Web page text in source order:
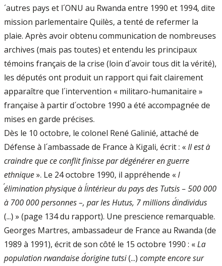
´autres pays et l´ONU au Rwanda entre 1990 et 1994, dite
mission parlementaire Quilès, a tenté de refermer la
plaie. Après avoir obtenu communication de nombreuses
archives (mais pas toutes) et entendu les principaux
témoins français de la crise (loin d´avoir tous dit la vérité),
les députés ont produit un rapport qui fait clairement
apparaître que l´intervention « militaro-humanitaire »
française à partir d´octobre 1990 a été accompagnée de
mises en garde précises.
Dès le 10 octobre, le colonel René Galinié, attaché de
Défense à l´ambassade de France à Kigali, écrit : «Il est à
craindre que ce conflit finisse par dégénérer en guerre
ethnique». Le 24 octobre 1990, il appréhende «l
´élimination physique à l´intérieur du pays des Tutsis – 500 000
à 700 000 personnes –, par les Hutus, 7 millions d´individus
(...) » (page 134 du rapport). Une prescience remarquable.
Georges Martres, ambassadeur de France au Rwanda (de
1989 à 1991), écrit de son côté le 15 octobre 1990 : «La
population rwandaise d´origine tutsi(...) compte encore sur